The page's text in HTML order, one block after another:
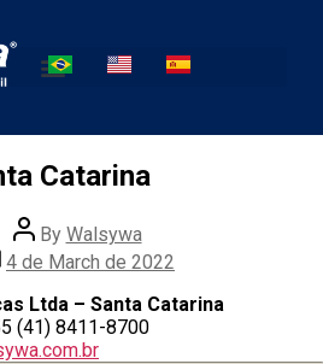
Catarina
By Walsywa
4 de March de 2022
Ltda – Santa Catarina
(41) 8411-8700